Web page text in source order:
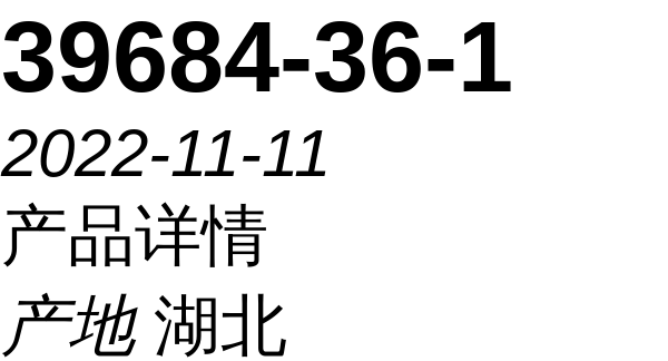
39684-36-1
2022-11-11
产品详情
产地 湖北